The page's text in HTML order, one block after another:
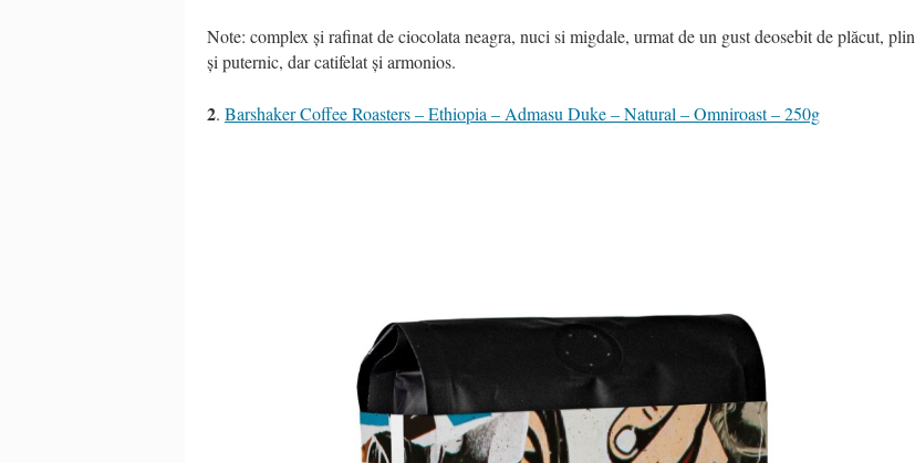
Note: complex și rafinat de ciocolata neagra, nuci si migdale, urmat de un gust deosebit de plăcut, plin
și puternic, dar catifelat și armonios.
2. Barshaker Coffee Roasters – Ethiopia – Admasu Duke – Natural – Omniroast – 250g